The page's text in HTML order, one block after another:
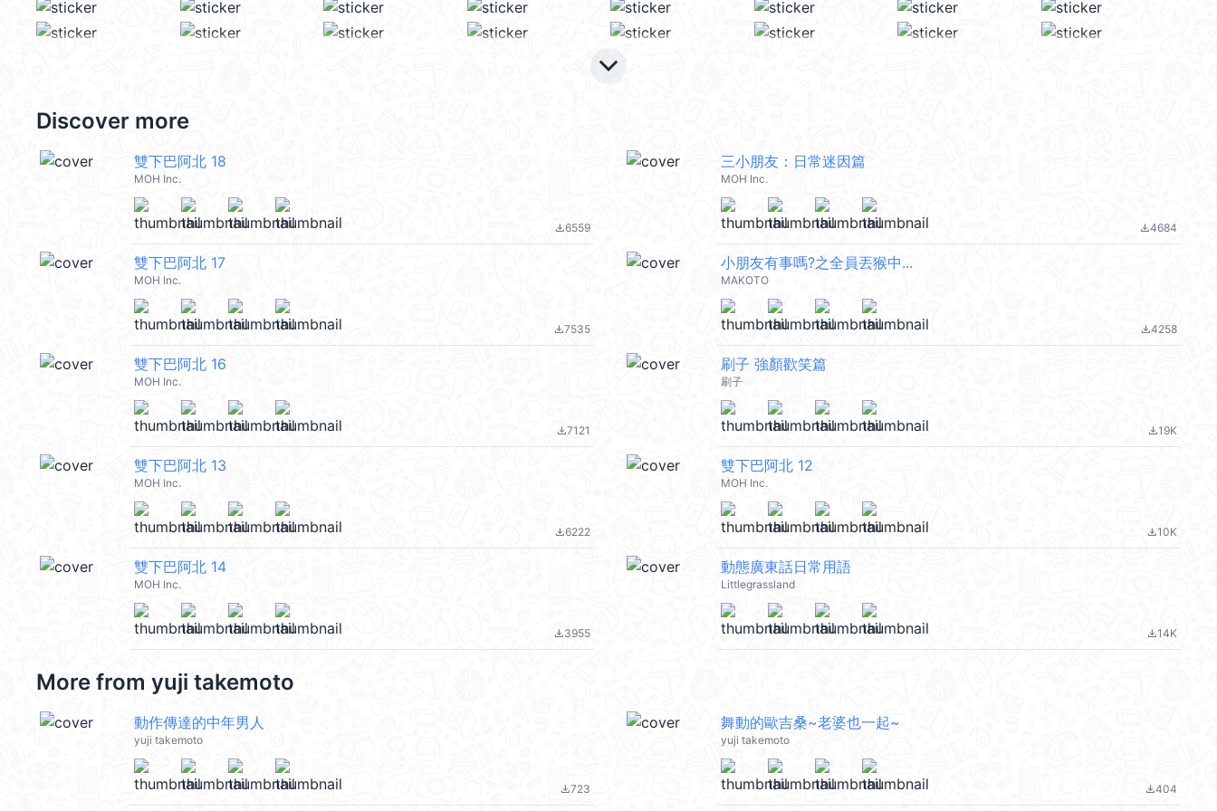
keyboard_arrow_down
Discover more
雙下巴阿北 18
MOH Inc.
file_download6559
三小朋友：日常迷因篇
MOH Inc.
file_download4684
雙下巴阿北 17
MOH Inc.
file_download7535
小朋友有事嗎?之全員丟猴中...
MAKOTO
file_download4258
雙下巴阿北 16
MOH Inc.
file_download7121
刷子 強顏歡笑篇
刷子
file_download19K
雙下巴阿北 13
MOH Inc.
file_download6222
雙下巴阿北 12
MOH Inc.
file_download10K
雙下巴阿北 14
MOH Inc.
file_download3955
動態廣東話日常用語
Littlegrassland
file_download14K
More from yuji takemoto
動作傳達的中年男人
yuji takemoto
file_download723
舞動的歐吉桑~老婆也一起~
yuji takemoto
file_download404